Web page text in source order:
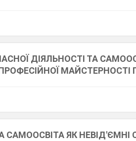
ДІЯЛЬНОСТІ ТА
МАЙСТЕРНОСТІ
САМООСВІТА ЯК НЕВІД'ЄМНІ